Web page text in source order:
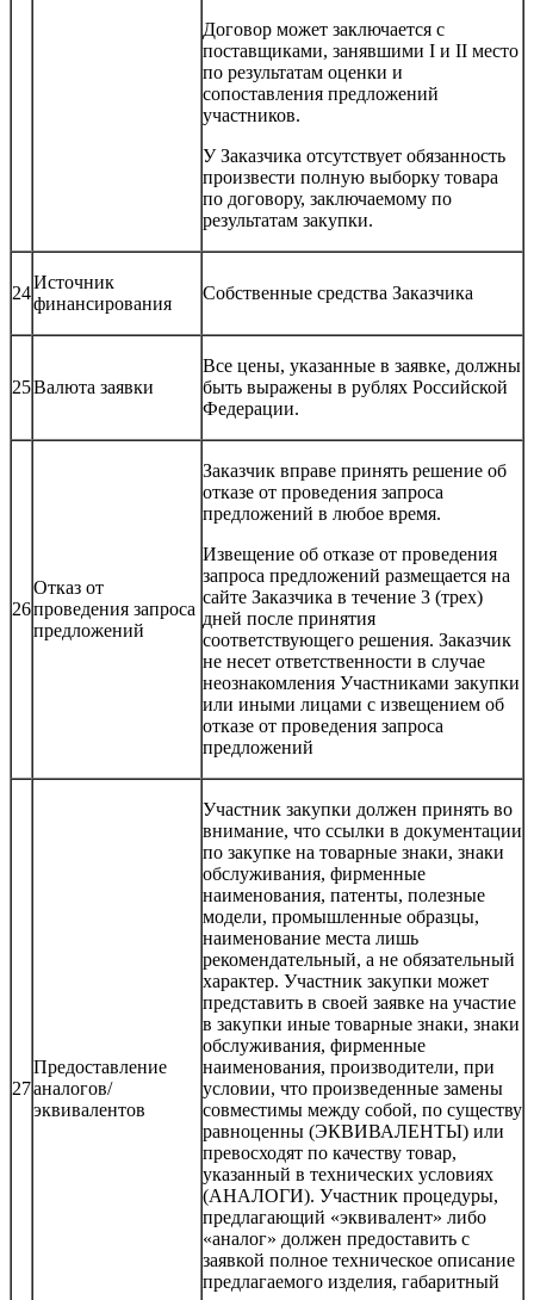
Договор может заключается с
поставщиками, занявшими I и II место
по результатам оценки и
сопоставления предложений
участников.
У Заказчика отсутствует обязанность
произвести полную выборку товара
по договору, заключаемому по
результатам закупки.
24
Источник
финансирования
Собственные средства Заказчика
25Валюта заявки
Все цены, указанные в заявке, должны
быть выражены в рублях Российской
Федерации.
26
Отказ от
проведения запроса
предложений
Заказчик вправе принять решение об
отказе от проведения запроса
предложений в любое время.
Извещение об отказе от проведения
запроса предложений размещается на
сайте Заказчика в течение 3 (трех)
дней после принятия
соответствующего решения. Заказчик
не несет ответственности в случае
неознакомления Участниками закупки
или иными лицами с извещением об
отказе от проведения запроса
предложений
27
Предоставление
аналогов/
эквивалентов
Участник закупки должен принять во
внимание, что ссылки в документации
по закупке на товарные знаки, знаки
обслуживания, фирменные
наименования, патенты, полезные
модели, промышленные образцы,
наименование места лишь
рекомендательный, а не обязательный
характер. Участник закупки может
представить в своей заявке на участие
в закупки иные товарные знаки, знаки
обслуживания, фирменные
наименования, производители, при
условии, что произведенные замены
совместимы между собой, по существу
равноценны (ЭКВИВАЛЕНТЫ) или
превосходят по качеству товар,
указанный в технических условиях
(АНАЛОГИ). Участник процедуры,
предлагающий «эквивалент» либо
«аналог» должен предоставить с
заявкой полное техническое описание
предлагаемого изделия, габаритный